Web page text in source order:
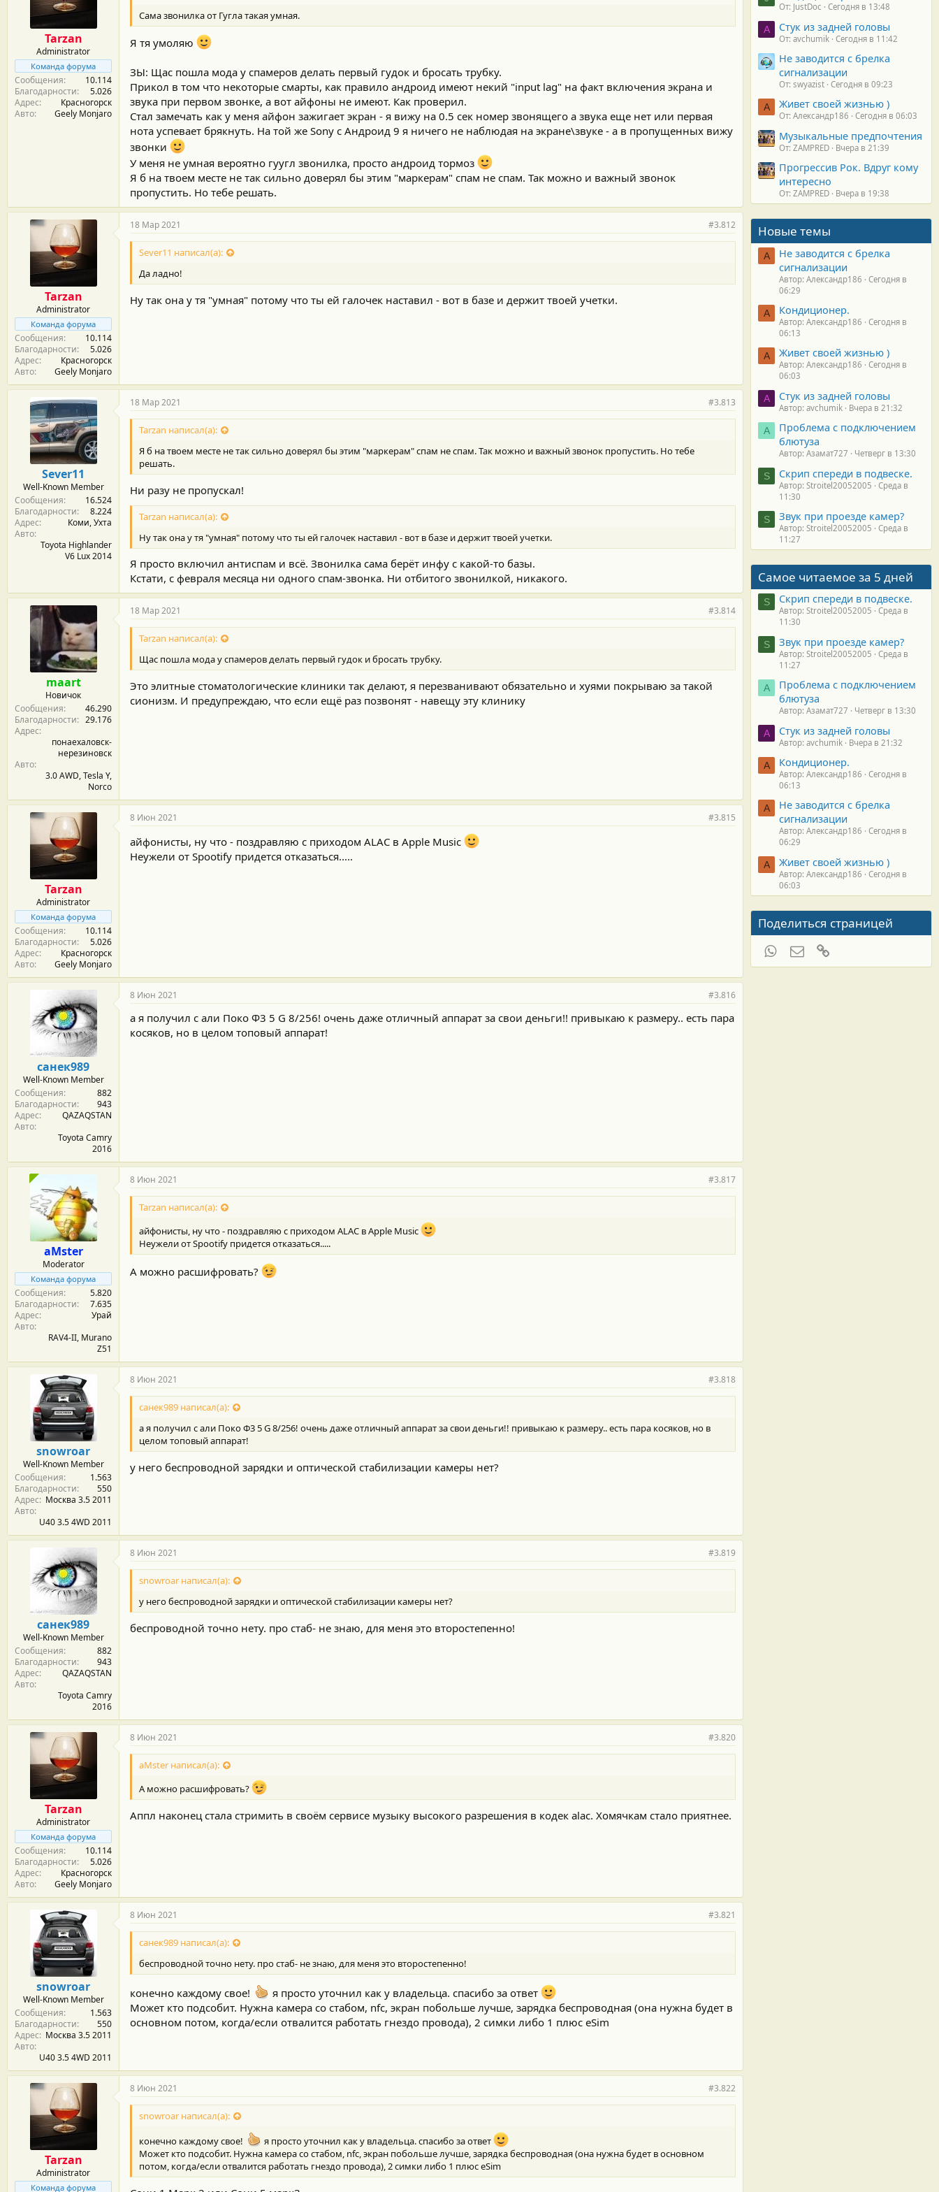
л
а
Tarzan
Administrator
Команда форума
Сообщения
10.114
Благодарности
5.026
Адрес
Красногорск
Авто
Geely Monjaro
Сама звонилка от Гугла такая умная.
Я тя умоляю
ЗЫ: Щас пошла мода у спамеров делать первый гудок и бросать трубку.
Прикол в том что некоторые смарты, как правило андроид имеют некий "input lag" на факт включения экрана и
звука при первом звонке, а вот айфоны не имеют. Как проверил.
Стал замечать как у меня айфон зажигает экран - я вижу на 0.5 сек номер звонящего а звука еще нет или первая
нота успевает брякнуть. На той же Sony c Андроид 9 я ничего не наблюдая на экране\звуке - а в пропущенных вижу
звонки
У меня не умная вероятно гуугл звонилка, просто андроид тормоз
Я б на твоем месте не так сильно доверял бы этим "маркерам" спам не спам. Так можно и важный звонок
пропустить. Но тебе решать.
Tarzan
Administrator
Команда форума
Сообщения
10.114
Благодарности
5.026
Адрес
Красногорск
Авто
Geely Monjaro
18 Мар 2021 #3.812
Sever11 написал(а):
Да ладно!
Ну так она у тя "умная" потому что ты ей галочек наставил - вот в базе и держит твоей учетки.
Sever11
Well-Known Member
Сообщения
16.524
Благодарности
8.224
Адрес
Коми, Ухта
Авто
Toyota Highlander
V6 Lux 2014
18 Мар 2021 #3.813
Tarzan написал(а):
Я б на твоем месте не так сильно доверял бы этим "маркерам" спам не спам. Так можно и важный звонок пропустить. Но тебе
решать.
Ни разу не пропускал!
Tarzan написал(а):
Ну так она у тя "умная" потому что ты ей галочек наставил - вот в базе и держит твоей учетки.
Я просто включил антиспам и всё. Звонилка сама берёт инфу с какой-то базы.
Кстати, с февраля месяца ни одного спам-звонка. Ни отбитого звонилкой, никакого.
maart
Новичок
Сообщения
46.290
Благодарности
29.176
Адрес
понаехаловск-
нерезиновск
Авто
3.0 AWD, Tesla Y,
Norco
18 Мар 2021 #3.814
Tarzan написал(а):
Щас пошла мода у спамеров делать первый гудок и бросать трубку.
Это элитные стоматологические клиники так делают, я перезванивают обязательно и хуями покрываю за такой
сионизм. И предупреждаю, что если ещё раз позвонят - навещу эту клинику
Tarzan
Administrator
Команда форума
Сообщения
10.114
Благодарности
5.026
Адрес
Красногорск
Авто
Geely Monjaro
8 Июн 2021 #3.815
айфонисты, ну что - поздравляю с приходом ALAС в Apple Music
Неужели от Spootify придется отказаться.....
санек989
Well-Known Member
Сообщения
882
Благодарности
943
Адрес
QAZAQSTAN
Авто
Toyota Camry
2016
8 Июн 2021 #3.816
а я получил с али Поко Ф3 5 G 8/256! очень даже отличный аппарат за свои деньги!! привыкаю к размеру.. есть пара
косяков, но в целом топовый аппарат!
aMster
Moderator
Команда форума
Сообщения
5.820
Благодарности
7.635
Адрес
Урай
Авто
RAV4-II, Murano
Z51
8 Июн 2021 #3.817
Tarzan написал(а):
айфонисты, ну что - поздравляю с приходом ALAС в Apple Music
Неужели от Spootify придется отказаться.....
А можно расшифровать?
snowroar
Well-Known Member
Сообщения
1.563
Благодарности
550
Адрес
Москва 3.5 2011
Авто
U40 3.5 4WD 2011
8 Июн 2021 #3.818
санек989 написал(а):
а я получил с али Поко Ф3 5 G 8/256! очень даже отличный аппарат за свои деньги!! привыкаю к размеру.. есть пара косяков, но в
целом топовый аппарат!
у него беспроводной зарядки и оптической стабилизации камеры нет?
санек989
Well-Known Member
Сообщения
882
Благодарности
943
Адрес
QAZAQSTAN
Авто
Toyota Camry
2016
8 Июн 2021 #3.819
snowroar написал(а):
у него беспроводной зарядки и оптической стабилизации камеры нет?
беспроводной точно нету. про стаб- не знаю, для меня это второстепенно!
Tarzan
Administrator
Команда форума
Сообщения
10.114
Благодарности
5.026
Адрес
Красногорск
Авто
Geely Monjaro
8 Июн 2021 #3.820
aMster написал(а):
А можно расшифровать?
Аппл наконец стала стримить в своём сервисе музыку высокого разрешения в кодек alac. Хомячкам стало приятнее.
snowroar
Well-Known Member
Сообщения
1.563
Благодарности
550
Адрес
Москва 3.5 2011
Авто
U40 3.5 4WD 2011
8 Июн 2021 #3.821
санек989 написал(а):
беспроводной точно нету. про стаб- не знаю, для меня это второстепенно!
конечно каждому свое!
я просто уточнил как у владельца. спасибо за ответ
Может кто подсобит. Нужна камера со стабом, nfc, экран побольше лучше, зарядка беспроводная (она нужна будет в
основном потом, когда/если отвалится работать гнездо провода), 2 симки либо 1 плюс eSim
Tarzan
Administrator
Команда форума
8 Июн 2021 #3.822
snowroar написал(а):
конечно каждому свое!
я просто уточнил как у владельца. спасибо за ответ
Может кто подсобит. Нужна камера со стабом, nfc, экран побольше лучше, зарядка беспроводная (она нужна будет в основном
потом, когда/если отвалится работать гнездо провода), 2 симки либо 1 плюс eSim
От: JustDoc Сегодня в 13:48
A Стук из задней головы
От: avchumik Сегодня в 11:42
Не заводится с брелка
сигнализации
От: swyazist Сегодня в 09:23
А Живет своей жизнью )
От: Александр186 Сегодня в 06:03
Музыкальные предпочтения
От: ZAMPRED Вчера в 21:39
Прогрессив Рок. Вдруг кому
интересно
От: ZAMPRED Вчера в 19:38
Новые темы
А
Не заводится с брелка
сигнализации
Автор: Александр186
Сегодня в
06:29
А Кондиционер.
Автор: Александр186
Сегодня в
06:13
А Живет своей жизнью )
Автор: Александр186
Сегодня в
06:03
A Стук из задней головы
Автор: avchumik Вчера в 21:32
А
Проблема с подключением
блютуза
Автор: Азамат727 Четверг в 13:30
S Скрип спереди в подвеске.
Автор: Stroitel20052005
Среда в
11:30
S Звук при проезде камер?
Автор: Stroitel20052005
Среда в
11:27
Самое читаемое за 5 дней
S Скрип спереди в подвеске.
Автор: Stroitel20052005
Среда в
11:30
S Звук при проезде камер?
Автор: Stroitel20052005
Среда в
11:27
А
Проблема с подключением
блютуза
Автор: Азамат727 Четверг в 13:30
A Стук из задней головы
Автор: avchumik Вчера в 21:32
А Кондиционер.
Автор: Александр186
Сегодня в
06:13
А
Не заводится с брелка
сигнализации
Автор: Александр186
Сегодня в
06:29
А Живет своей жизнью )
Автор: Александр186
Сегодня в
06:03
Поделиться страницей
WhatsAppЭлектронная почта